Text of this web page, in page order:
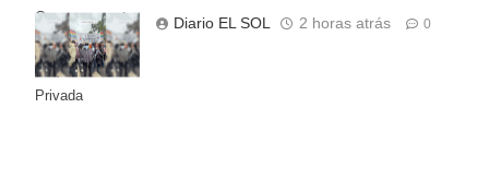
Congreso contra
la Ley de
Propiedad
Privada
Diario EL SOL 2 horas atrás 0